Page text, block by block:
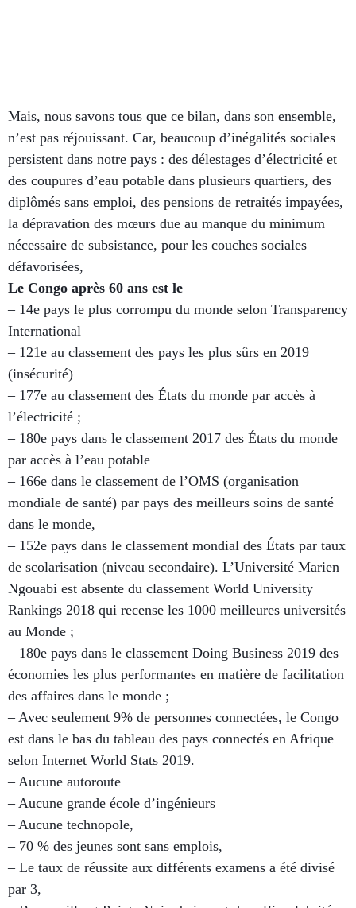
Mais, nous savons tous que ce bilan, dans son ensemble,
n’est pas réjouissant. Car, beaucoup d’inégalités sociales
persistent dans notre pays : des délestages d’électricité et
des coupures d’eau potable dans plusieurs quartiers, des
diplômés sans emploi, des pensions de retraités impayées,
la dépravation des mœurs due au manque du minimum
nécessaire de subsistance, pour les couches sociales
défavorisées,
Le Congo après 60 ans est le
– 14e pays le plus corrompu du monde selon Transparency
International
– 121e au classement des pays les plus sûrs en 2019
(insécurité)
– 177e au classement des États du monde par accès à
l’électricité ;
– 180e pays dans le classement 2017 des États du monde
par accès à l’eau potable
– 166e dans le classement de l’OMS (organisation
mondiale de santé) par pays des meilleurs soins de santé
dans le monde,
– 152e pays dans le classement mondial des États par taux
de scolarisation (niveau secondaire). L’Université Marien
Ngouabi est absente du classement World University
Rankings 2018 qui recense les 1000 meilleures universités
au Monde ;
– 180e pays dans le classement Doing Business 2019 des
économies les plus performantes en matière de facilitation
des affaires dans le monde ;
– Avec seulement 9% de personnes connectées, le Congo
est dans le bas du tableau des pays connectés en Afrique
selon Internet World Stats 2019.
– Aucune autoroute
– Aucune grande école d’ingénieurs
– Aucune technopole,
– 70 % des jeunes sont sans emplois,
– Le taux de réussite aux différents examens a été divisé
par 3,